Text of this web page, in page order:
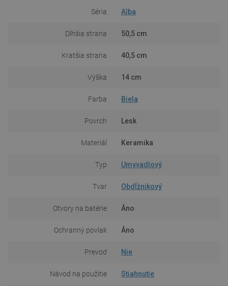
Séria Alba
Dlhšia strana 50,5 cm
Kratšia strana 40,5 cm
Výška 14 cm
Farba Biela
Povrch Lesk
Materiál Keramika
Typ Umyvadlový
Tvar Obdĺžnikový
Otvory na batérie Áno
Ochranný povlak Áno
Prevod Nie
Návod na použitie Stiahnutie